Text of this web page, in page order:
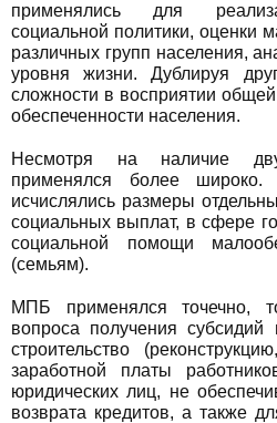
применялись для
социальной политики, оценки
различных групп населения,
уровня жизни. Дублируя
сложности в восприятии
обеспеченности населения.
Несмотря на наличие
применялся более
исчислялись размеры
социальных выплат, в сфере
социальной помощи
(семьям).
МПБ применялся точечно,
вопроса получения субсидий
строительство
заработной платы
юридических лиц, не
возврата кредитов, а также